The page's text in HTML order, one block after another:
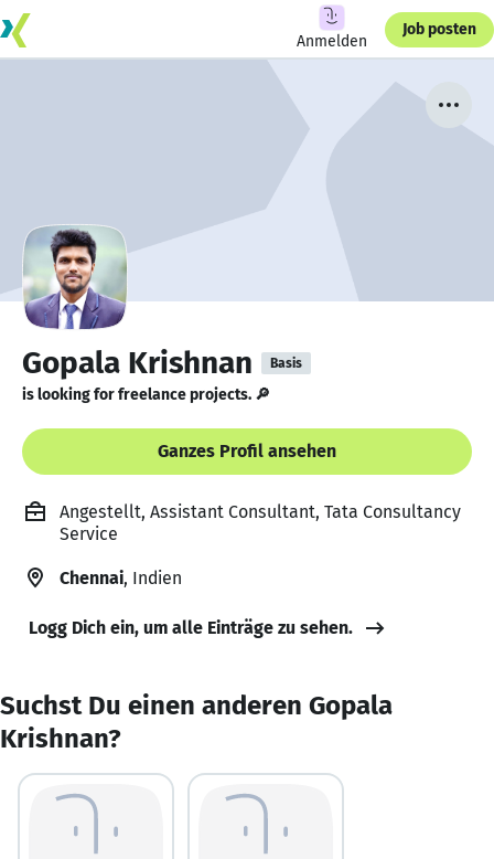
Anmelden
Job posten
Gopala Krishnan Basis
is looking for freelance projects. 🔎
Ganzes Profil ansehen
Angestellt, Assistant Consultant, Tata Consultancy
Service
Chennai, Indien
Logg Dich ein, um alle Einträge zu sehen.
Suchst Du einen anderen Gopala
Krishnan?